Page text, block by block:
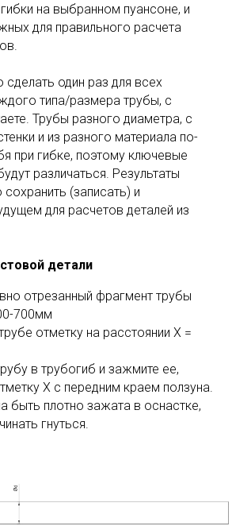
на выбранном пуансоне, и
для правильного расчета
один раз для всех
типа/размера трубы, с
Трубы разного диаметра, с
и из разного материала по-
при гибке, поэтому ключевые
различаться. Результаты
(записать) и
для расчетов деталей из
детали
отрезанный фрагмент трубы
700мм
отметку на расстоянии X =
в трубогиб и зажмите ее,
X с передним краем ползуна.
быть плотно зажата в оснастке,
гнуться.